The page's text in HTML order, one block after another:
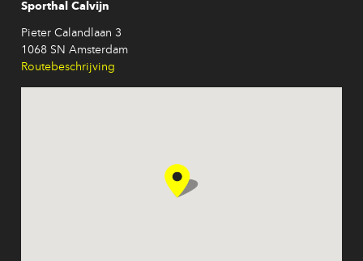
Sporthal Calvijn
Pieter Calandlaan 3
1068 SN Amsterdam
Routebeschrijving